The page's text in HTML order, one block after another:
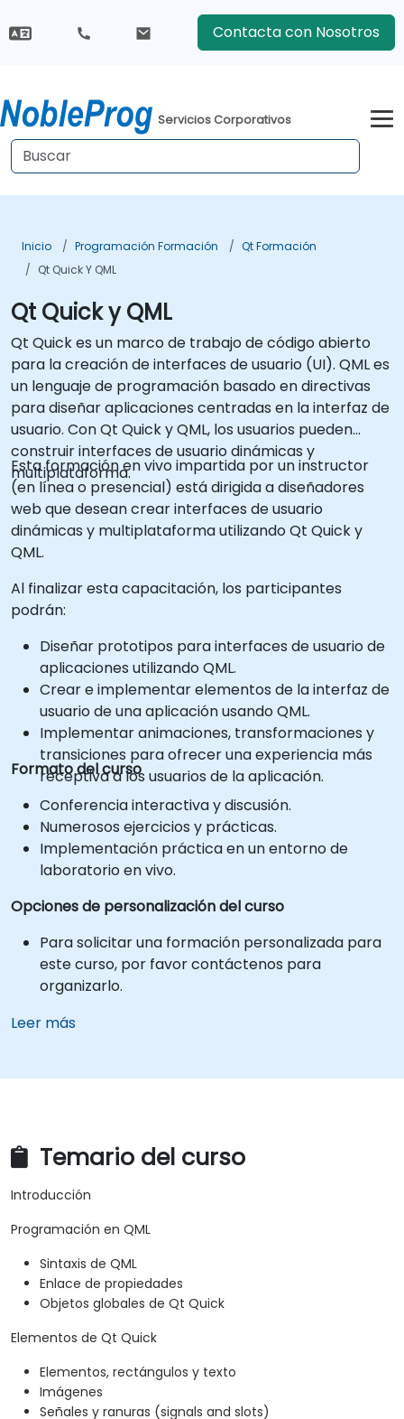
Contacta con Nosotros
Servicios Corporativos
Inicio Programación Formación
Qt Formación
Qt Quick Y QML
Qt Quick y QML
Qt Quick es un marco de trabajo de código abierto
para la creación de interfaces de usuario (UI). QML es
un lenguaje de programación basado en directivas
para diseñar aplicaciones centradas en la interfaz de
usuario. Con Qt Quick y QML, los usuarios pueden
construir interfaces de usuario dinámicas y
multiplataforma.
Esta formación en vivo impartida por un instructor
(en línea o presencial) está dirigida a diseñadores
web que desean crear interfaces de usuario
dinámicas y multiplataforma utilizando Qt Quick y
QML.
Al finalizar esta capacitación, los participantes
podrán:
Diseñar prototipos para interfaces de usuario de
aplicaciones utilizando QML.
Crear e implementar elementos de la interfaz de
usuario de una aplicación usando QML.
Implementar animaciones, transformaciones y
transiciones para ofrecer una experiencia más
receptiva a los usuarios de la aplicación.
Formato del curso
Conferencia interactiva y discusión.
Numerosos ejercicios y prácticas.
Implementación práctica en un entorno de
laboratorio en vivo.
Opciones de personalización del curso
Para solicitar una formación personalizada para
este curso, por favor contáctenos para
organizarlo.
Leer más
Temario del curso
Introducción
Programación en QML
Sintaxis de QML
Enlace de propiedades
Objetos globales de Qt Quick
Elementos de Qt Quick
Elementos, rectángulos y texto
Imágenes
Señales y ranuras (signals and slots)